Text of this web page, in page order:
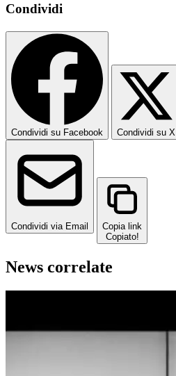
Condividi
Condividi su Facebook Condividi su X
Condividi via Email
Copia link
Copiato!
News correlate